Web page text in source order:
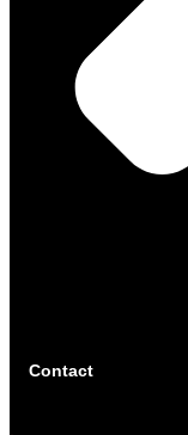
Contact